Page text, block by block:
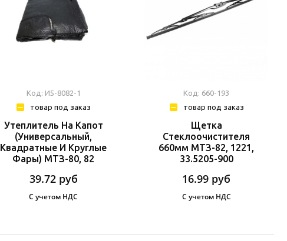
Код: И5-8082-1
товар под заказ
Утеплитель На Капот
(универсальный,
Квадратные И Круглые
Фары) МТЗ-80, 82
39.72 руб
С учетом НДС
Код: 660-193
товар под заказ
Щетка
Стеклоочистителя
660мм МТЗ-82, 1221,
33.5205-900
16.99 руб
С учетом НДС